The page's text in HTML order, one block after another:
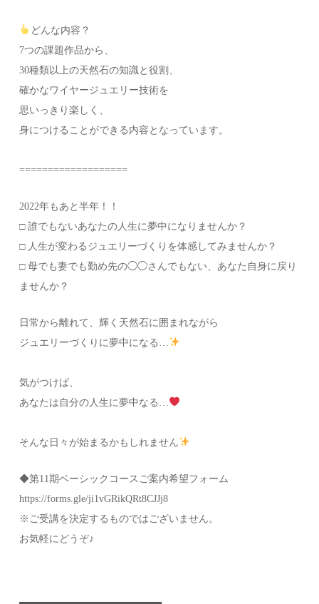
どんな内容？⁡
7つの課題作品から、
30種類以上の天然石の知識と役割、
確かなワイヤージュエリー技術を
思いっきり楽しく、
身につけることができる内容となっています。
⁡===================
2022年もあと半年！！
□ 誰でもないあなたの人生に夢中になりませんか？⁡
□ 人生が変わるジュエリーづくりを体感してみませんか？⁡
□ 母でも妻でも勤め先の◯◯さんでもない、あなた自身に戻り
ませんか？
日常から離れて、輝く天然石に囲まれながら
ジュエリーづくりに夢中になる…
気がつけば、
あなたは自分の人生に夢中なる…
そんな日々が始まるかもしれません
◆第11期ベーシックコースご案内希望フォーム
https://forms.gle/ji1vGRikQRt8CJJj8
※ご受講を決定するものではございません。
お気軽にどうぞ♪